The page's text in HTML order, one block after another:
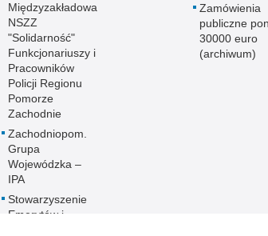
Międzyzakładowa
NSZZ
"Solidarność"
Funkcjonariuszy i
Pracowników
Policji Regionu
Pomorze
Zachodnie
Zachodniopom.
Grupa
Wojewódzka –
IPA
Stowarzyszenie
Emerytów i
Zamówienia
publiczne
30000 euro
(archiwum)